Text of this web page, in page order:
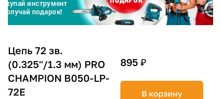
Цепь 72 зв.
(0.325''/1.3 мм) PRO
CHAMPION B050-LP-
72E
895 ₽
В корзину
без переплат
График платежей
Сегодня
25%